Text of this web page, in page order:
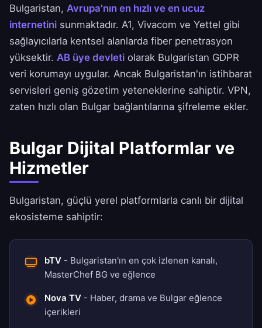
Bulgaristan, Avrupa'nın en hızlı ve en ucuz
internetini sunmaktadır. A1, Vivacom ve Yettel gibi
sağlayıcılarla kentsel alanlarda fiber penetrasyon
yüksektir. AB üye devleti olarak Bulgaristan GDPR
veri korumayı uygular. Ancak Bulgaristan'ın istihbarat
servisleri geniş gözetim yeteneklerine sahiptir. VPN,
zaten hızlı olan Bulgar bağlantılarına şifreleme ekler.
Bulgar Dijital Platformlar ve
Hizmetler
Bulgaristan, güçlü yerel platformlarla canlı bir dijital
ekosisteme sahiptir:
bTV - Bulgaristan'ın en çok izlenen kanalı,
MasterChef BG ve eğlence
Nova TV - Haber, drama ve Bulgar eğlence
içerikleri